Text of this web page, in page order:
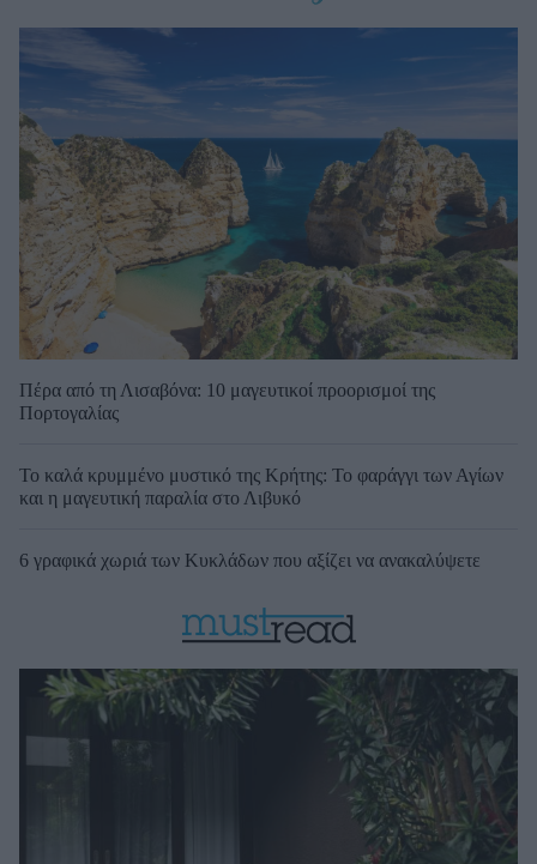
Πέρα από τη Λισαβόνα: 10 μαγευτικοί προορισμοί της
Πορτογαλίας
Το καλά κρυμμένο μυστικό της Κρήτης: Το φαράγγι των Αγίων
και η μαγευτική παραλία στο Λιβυκό
6 γραφικά χωριά των Κυκλάδων που αξίζει να ανακαλύψετε